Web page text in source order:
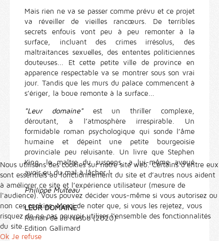
Mais rien ne va se passer comme prévu et ce projet
va réveiller de vieilles rancœurs. De terribles
secrets enfouis vont peu à peu remonter à la
surface, incluant des crimes irrésolus, des
maltraitances sexuelles, des ententes politiciennes
douteuses... Et cette petite ville de province en
apparence respectable va se montrer sous son vrai
jour. Tandis que les murs du palace commencent à
s’ériger, la boue remonte à la surface...
"Leur domaine"est un thriller complexe,
déroutant, à l’atmosphère irrespirable. Un
formidable roman psychologique qui sonde l’âme
humaine et dépeint une petite bourgeoisie
provinciale peu reluisante. Un livre que Stephen
King, le maître du suspens, a lui-même avoué
avoir eu du mal à lâcher !
Philippe Multeau
LEUR DOMAINE
Roman de Jo Nesbo (2020)
Edition Gallimard
Nous utilisons des cookies sur notre site web. Certains d’entre eux
sont essentiels au fonctionnement du site et d’autres nous aident
à améliorer ce site et l’expérience utilisateur (mesure de
l'audience). Vous pouvez décider vous-même si vous autorisez ou
non ces cookies. Merci de noter que, si vous les rejetez, vous
risquez de ne pas pouvoir utiliser l’ensemble des fonctionnalités
du site.
Ok Je refuse